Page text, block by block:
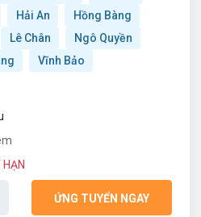
Hải An
Hồng Bàng
Lê Chân
Ngô Quyền
Vĩnh Bảo
ỨNG TUYỂN NGAY